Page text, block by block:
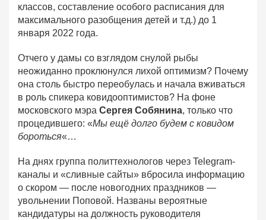
классов, составление особого расписания для
максимального разобщения детей и т.д.) до 1
января 2022 года.
Отчего у дамы со взглядом снулой рыбы
неожиданно проклюнулся лихой оптимизм? Почему
она столь быстро переобулась и начала вживаться
в роль спикера ковидооптимистов? На фоне
московского мэра Сергея Собянина, только что
процедившего: «Мы ещё долго будем с ковидом
бороться«…
На днях группа политтехнологов через Telegram-
каналы и «сливные сайты» вбросила информацию
о скором — после новогодних праздников —
увольнении Поповой. Названы вероятные
кандидатуры на должность руководителя